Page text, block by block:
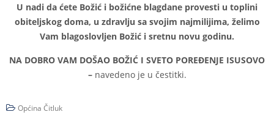
U nadi da ćete Božić i božićne blagdane provesti u toplini
obiteljskog doma, u zdravlju sa svojim najmilijima, želimo
Vam blagoslovljen Božić i sretnu novu godinu.
NA DOBRO VAM DOŠAO BOŽIĆ I SVETO POREĐENJE ISUSOVO
– navedeno je u čestitki.
Općina Čitluk